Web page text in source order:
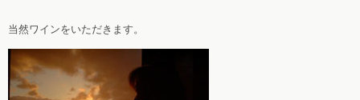
当然ワインをいただきます。